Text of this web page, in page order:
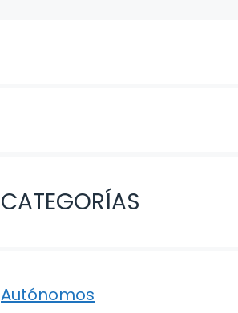
CATEGORÍAS
Autónomos